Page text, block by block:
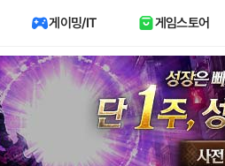
게이밍/IT 게임스토어